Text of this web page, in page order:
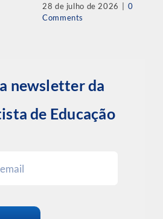
28 de julho de 2026
0
Comments
newsletter da
de Educação